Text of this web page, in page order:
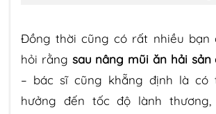
Đồng thời cũng có rất nhiều bạn
hỏi rằng sau nâng mũi ăn hải sản
– bác sĩ cũng khẵng định là có
hưởng đến tốc độ lành